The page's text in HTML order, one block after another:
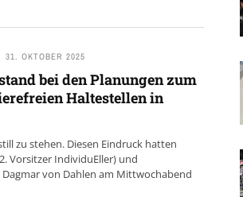
31. OKTOBER 2025
bei den Planungen zum
Haltestellen in
zu stehen. Diesen Eindruck hatten
Vorsitzer IndividuEller) und
von Dahlen am Mittwochabend